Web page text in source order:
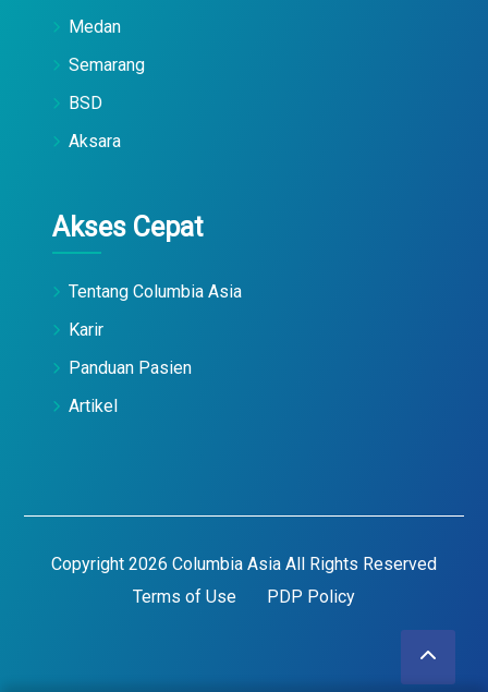
Medan
Semarang
BSD
Aksara
Akses Cepat
Tentang Columbia Asia
Karir
Panduan Pasien
Artikel
Copyright 2026 Columbia Asia All Rights Reserved
Terms of Use
PDP Policy